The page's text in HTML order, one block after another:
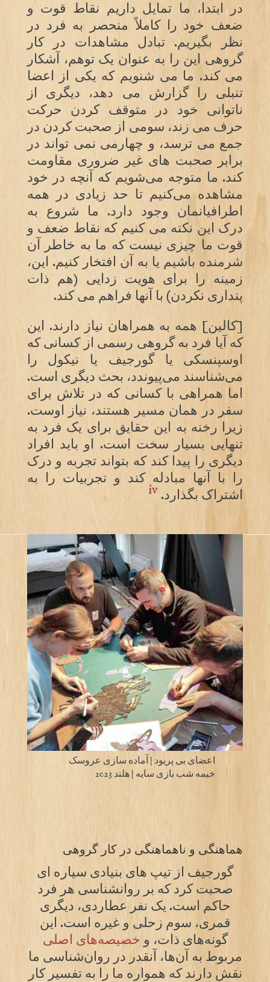
در ابتدا، ما تمایل داریم نقاط قوت و
ضعف خود را کاملاً منحصر به فرد در
نظر بگیریم. تبادل مشاهدات در کار
گروهی این را به عنوان یک توهم، آشکار
می کند. ما می شنویم که یکی از اعضا
تنبلی را گزارش می دهد، دیگری از
ناتوانی خود در متوقف کردن حرکت
حرف می زند، سومی از صحبت کردن در
جمع می ترسد، و چهارمی نمی تواند در
برابر صحبت های غیر ضروری مقاومت
کند. ما متوجه می‌شویم که آنچه در خود
مشاهده می‌کنیم تا حد زیادی در همه
اطرافیانمان وجود دارد. ما شروع به
درک این نکته می کنیم که نقاط ضعف و
قوت ما چیزی نیست که ما به خاطر آن
شرمنده باشیم یا به آن افتخار کنیم. این،
زمینه را برای هویت زدایی (هم ذات
پنداری نکردن) با آنها فراهم می کند.
[کالین] همه به همراهان نیاز دارند. این
که آیا فرد به گروهی رسمی از کسانی که
اوسپنسکی یا گورجیف یا نیکول را
می‌شناسند می‌پیوندد، بحث دیگری است.
اما همراهی با کسانی که در تلاش برای
سفر در همان مسیر هستند، نیاز اوست.
زیرا رخنه به این حقایق برای یک فرد به
تنهایی بسیار سخت است. او باید افراد
دیگری را پیدا کند که بتواند تجربه و درک
را با آنها مبادله کند و تجربیات را به
اشتراک بگذارد. iv
اعضای بی پریود | آماده سازی عروسک
خیمه شب بازی سایه | هلند 2023
هماهنگی و ناهماهنگی در کار گروهی
گورجیف از تیپ های بنیادی سیاره ای
صحبت کرد که بر روانشناسی هر فرد
حاکم است. یک نفر عطاردی، دیگری
قمری، سوم زحلی و غیره است. این
گونه‌های ذات، و خصیصه‌های اصلی
مربوط به آن‌ها، آنقدر در روان‌شناسی ما
نقش دارند که همواره ما را به تفسیر کار